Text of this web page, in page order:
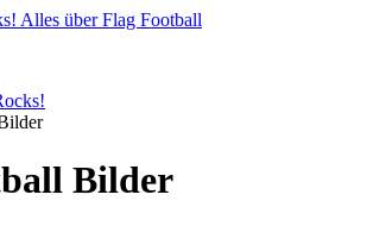
Bilder